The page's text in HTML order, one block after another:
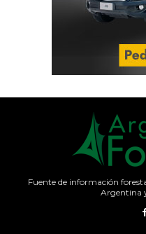
Fuente de información
Argentina